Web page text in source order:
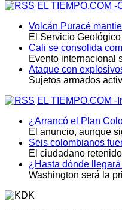
EL TIEMPO.COM -
Volcán Puracé
El Servicio
Cali se consolida
Evento internacional
Ataque con
Sujetos armados
EL TIEMPO.COM -
¿Arrancó el Plan
El anuncio, aunque
Seis colombianos
El ciudadano
¿Hasta dónde
Washington será la